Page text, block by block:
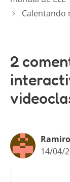
Calentando
2
Ramiro
14/04/